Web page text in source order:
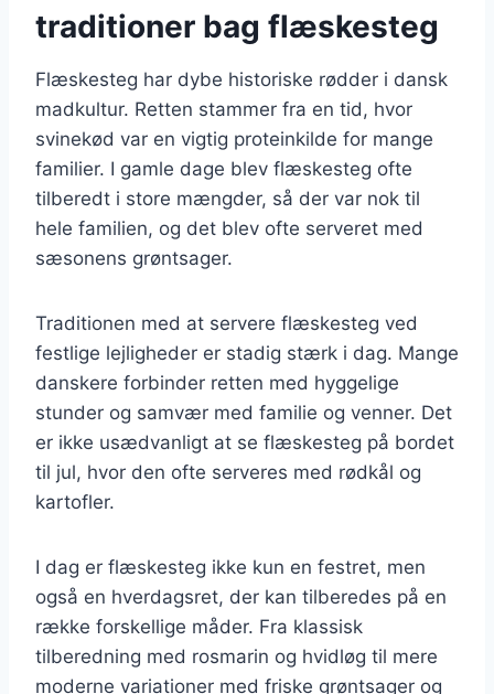
traditioner bag flæskesteg
Flæskesteg har dybe historiske rødder i dansk
madkultur. Retten stammer fra en tid, hvor
svinekød var en vigtig proteinkilde for mange
familier. I gamle dage blev flæskesteg ofte
tilberedt i store mængder, så der var nok til
hele familien, og det blev ofte serveret med
sæsonens grøntsager.
Traditionen med at servere flæskesteg ved
festlige lejligheder er stadig stærk i dag. Mange
danskere forbinder retten med hyggelige
stunder og samvær med familie og venner. Det
er ikke usædvanligt at se flæskesteg på bordet
til jul, hvor den ofte serveres med rødkål og
kartofler.
I dag er flæskesteg ikke kun en festret, men
også en hverdagsret, der kan tilberedes på en
række forskellige måder. Fra klassisk
tilberedning med rosmarin og hvidløg til mere
moderne variationer med friske grøntsager og